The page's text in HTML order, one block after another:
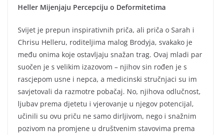
Heller Mijenjaju Percepciju o Deformitetima
Svijet je prepun inspirativnih priča, ali priča o Sarah i
Chrisu Helleru, roditeljima malog Brodyja, svakako je
među onima koje ostavljaju snažan trag. Ovaj mladi par
suočen je s velikim izazovom – njihov sin rođen je s
rascjepom usne i nepca, a medicinski stručnjaci su im
savjetovali da razmotre pobačaj. No, njihova odlučnost,
ljubav prema djetetu i vjerovanje u njegov potencijal,
učinili su ovu priču ne samo dirljivom, nego i snažnim
pozivom na promjene u društvenim stavovima prema